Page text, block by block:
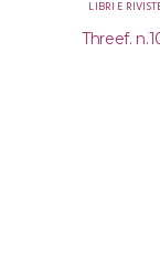
LIBRI E
Threef.